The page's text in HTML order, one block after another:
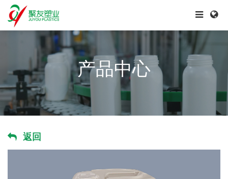
产品中心
返回